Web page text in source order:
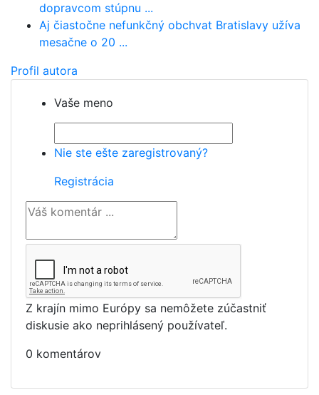
dopravcom stúpnu ...
Aj čiastočne nefunkčný obchvat Bratislavy užíva
mesačne o 20 ...
Profil autora
Vaše meno
Nie ste ešte zaregistrovaný?
Registrácia
Z krajín mimo Európy sa nemôžete zúčastniť
diskusie ako neprihlásený používateľ.
0 komentárov